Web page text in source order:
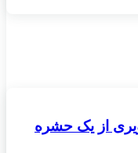
از یک حشره